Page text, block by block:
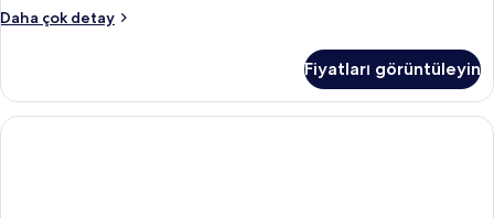
Daha çok detay
Oda
detay
Fiyatları görüntüleyin